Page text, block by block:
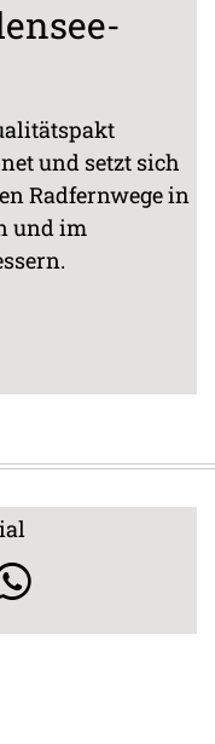
und setzt sich
Radfernwege in
und im